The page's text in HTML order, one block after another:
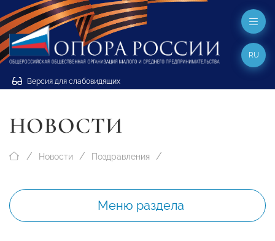
Версия для слабовидящих
RU
НОВОСТИ
Новости Поздравления
Меню раздела